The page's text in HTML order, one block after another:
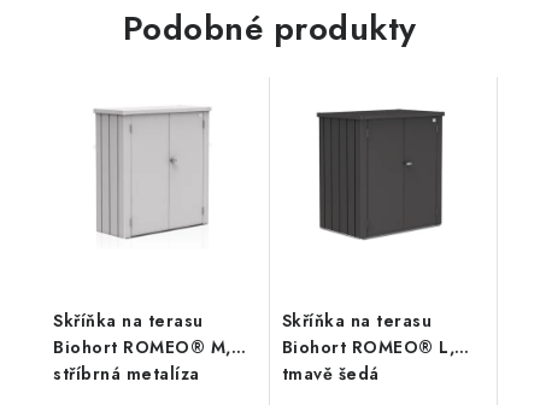
vrutů (dále...
Vnější rozměry š 160 x
d...
Podobné produkty
Skříňka na terasu
Biohort ROMEO® M,
stříbrná metalíza
Skříňka na terasu
Biohort ROMEO® L,
tmavě šedá